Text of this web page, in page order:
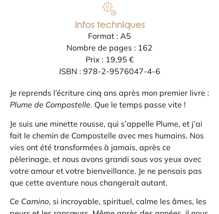
Infos techniques
Format : A5
Nombre de pages : 162
Prix : 19,95 €
ISBN : 978-2-9576047-4-6
Je reprends l’écriture cinq ans après mon premier livre :
Plume de Compostelle. Que le temps passe vite !
Je suis une minette rousse, qui s’appelle Plume, et j’ai
fait le chemin de Compostelle avec mes humains. Nos
vies ont été transformées à jamais, après ce
pèlerinage, et nous avons grandi sous vos yeux avec
votre amour et votre bienveillance. Je ne pensais pas
que cette aventure nous changerait autant.
Ce Camino, si incroyable, spirituel, calme les âmes, les